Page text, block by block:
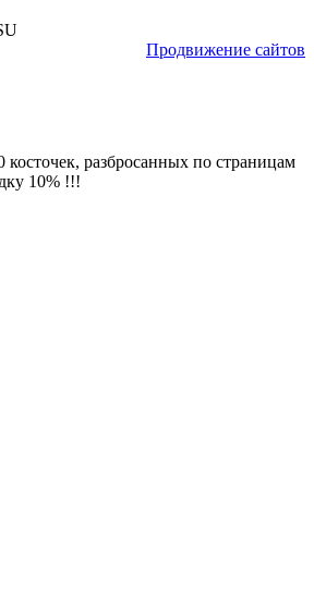
Продвижение сайтов
косточек, разбросанных по страницам
10% !!!